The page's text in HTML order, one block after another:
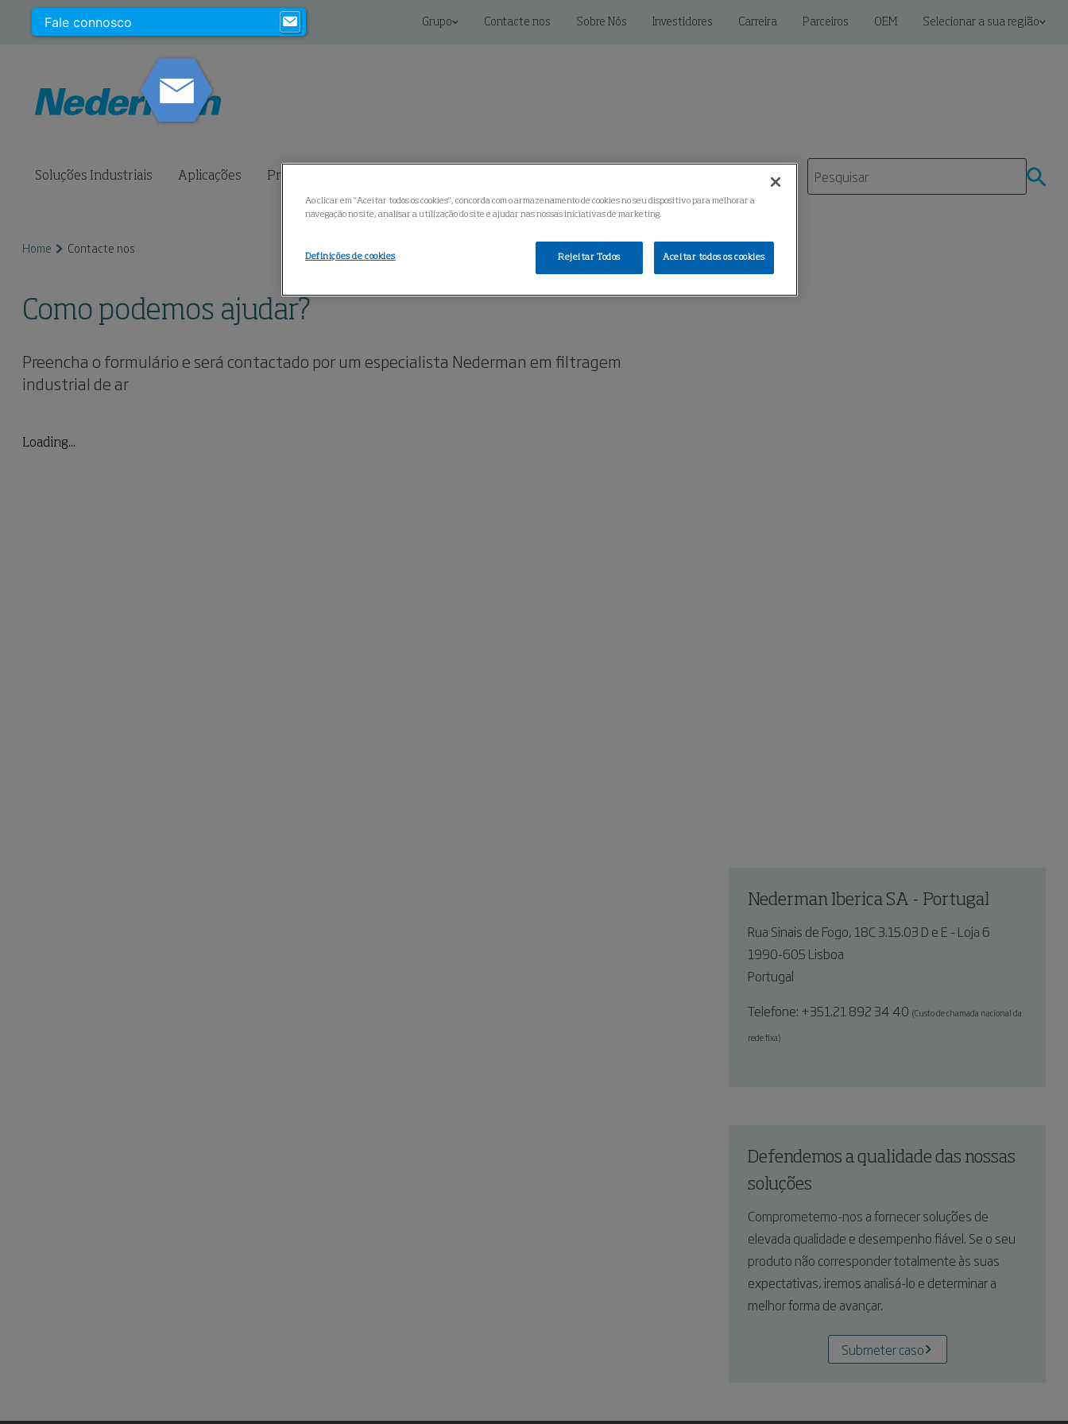
Grupo Contacte nos Sobre Nós Investidores Carreira Parceiros OEM Selecionar a sua região
Soluções Industriais Aplicações Produtos
Home Contacte nos
Como podemos ajudar?
Preencha o formulário e será contactado por um especialista Nederman em filtragem
industrial de ar
Loading...
Nederman Iberica SA - Portugal
Rua Sinais de Fogo, 18C 3.15.03 D e E - Loja 6
1990-605 Lisboa
Portugal
Telefone: +351.21 892 34 40 (Custo de chamada nacional da
rede fixa)
Defendemos a qualidade das nossas
soluções
Comprometemo-nos a fornecer soluções de
elevada qualidade e desempenho fiável. Se o seu
produto não corresponder totalmente às suas
expectativas, iremos analisá-lo e determinar a
melhor forma de avançar.
Submeter caso
Ao clicar em "Aceitar todos os cookies", concorda com o armazenamento de cookies no seu dispositivo para melhorar a
navegação no site, analisar a utilização do site e ajudar nas nossas iniciativas de marketing.
Rejeitar Todos Aceitar todos os cookies
Definições de cookies
Fale connosco